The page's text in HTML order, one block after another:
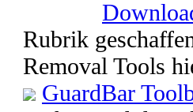
Rubrik
Removal Tools
GuardBar